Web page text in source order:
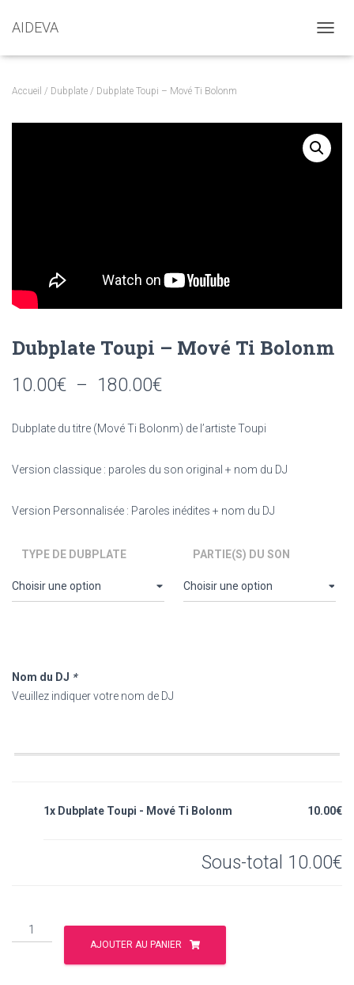
AIDEVA
Accueil / Dubplate / Dubplate Toupi – Mové Ti Bolonm
Dubplate Toupi – Mové Ti Bolonm
10.00€ – 180.00€Plage
10.00€
Dubplate du titre (Mové Ti Bolonm) de l’artiste Toupi
Version classique : paroles du son original + nom du DJ
Version Personnalisée : Paroles inédites + nom du DJ
TYPE DE DUBPLATE PARTIE(S) DU SON
Nom du DJ *
Veuillez indiquer votre nom de DJ
1x Dubplate Toupi - Mové Ti Bolonm 10.00€
Sous-total 10.00€
quantité
de
AJOUTER AU PANIER